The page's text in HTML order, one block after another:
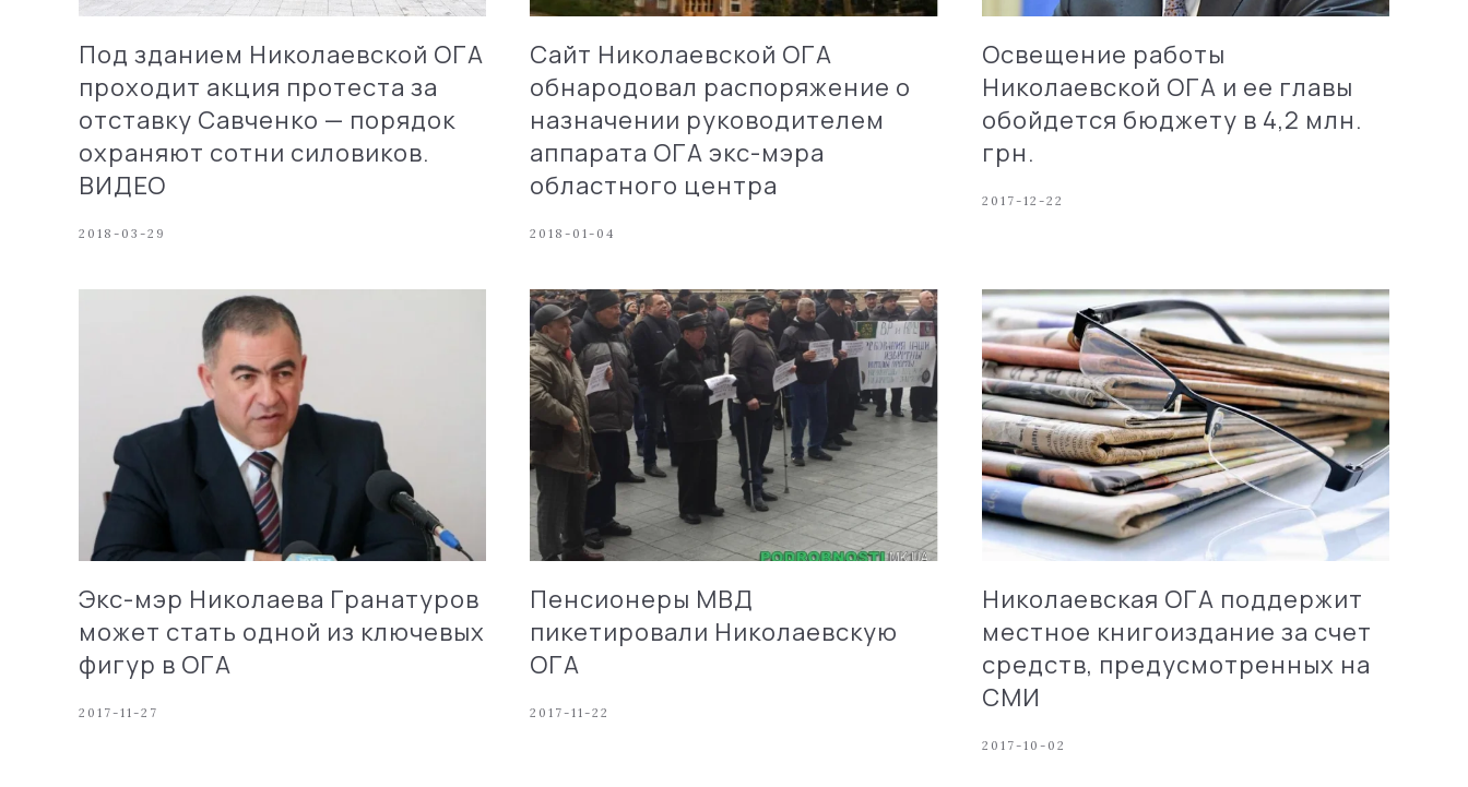
Под зданием Николаевской ОГА
проходит акция протеста за
отставку Савченко — порядок
охраняют сотни силовиков.
ВИДЕО
2018-03-29
Сайт Николаевской ОГА
обнародовал распоряжение о
назначении руководителем
аппарата ОГА экс-мэра
областного центра
2018-01-04
Освещение работы
Николаевской ОГА и ее главы
обойдется бюджету в 4,2 млн.
грн.
2017-12-22
Экс-мэр Николаева Гранатуров
может стать одной из ключевых
фигур в ОГА
2017-11-27
Пенсионеры МВД
пикетировали Николаевскую
ОГА
2017-11-22
Николаевская ОГА поддержит
местное книгоиздание за счет
средств, предусмотренных на
СМИ
2017-10-02